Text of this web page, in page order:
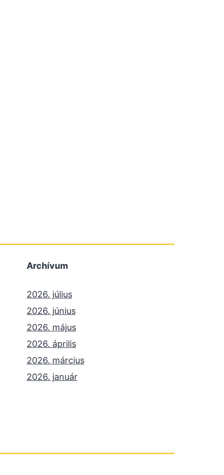
Archívum
2026. július
2026. június
2026. május
2026. április
2026. március
2026. január